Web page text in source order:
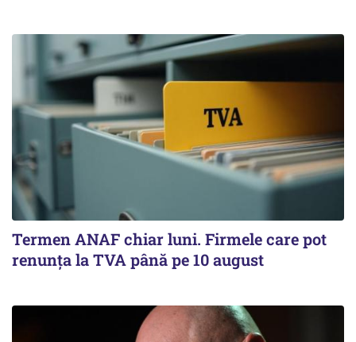
Termen ANAF chiar luni. Firmele care pot
renunța la TVA până pe 10 august